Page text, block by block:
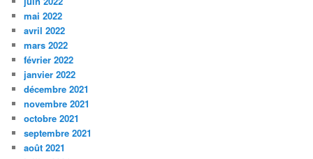
mai 2022
avril 2022
mars 2022
février 2022
janvier 2022
décembre 2021
novembre 2021
octobre 2021
septembre 2021
août 2021